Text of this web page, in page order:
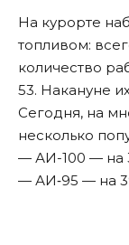
На курорте
топливом:
количество
53. Накануне
Сегодня, на
несколько
— АИ-100 — на
— АИ‑95 — на